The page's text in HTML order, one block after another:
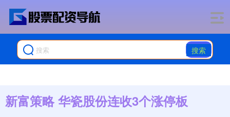
搜索
新富策略 华瓷股份连收3个涨停板